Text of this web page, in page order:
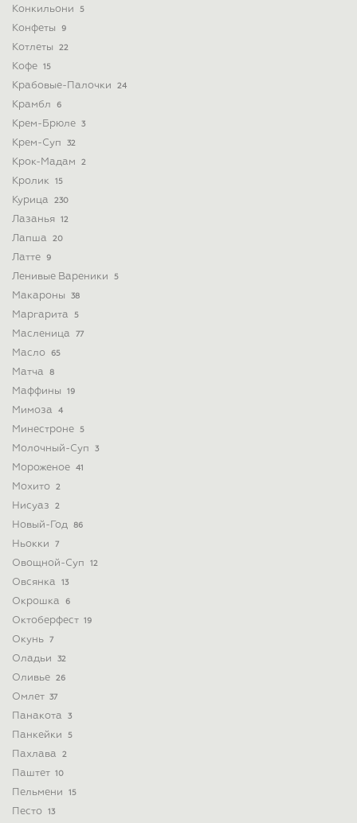
Конкильони 5
Конфеты 9
Котлеты 22
Кофе 15
Крабовые-Палочки 24
Крамбл 6
Крем-Брюле 3
Крем-Суп 32
Крок-Мадам 2
Кролик 15
Курица 230
Лазанья 12
Лапша 20
Латте 9
Ленивые Вареники 5
Макароны 38
Маргарита 5
Масленица 77
Масло 65
Матча 8
Маффины 19
Мимоза 4
Минестроне 5
Молочный-Суп 3
Мороженое 41
Мохито 2
Нисуаз 2
Новый-Год 86
Ньокки 7
Овощной-Суп 12
Овсянка 13
Окрошка 6
Октоберфест 19
Окунь 7
Оладьи 32
Оливье 26
Омлет 37
Панакота 3
Панкейки 5
Пахлава 2
Паштет 10
Пельмени 15
Песто 13